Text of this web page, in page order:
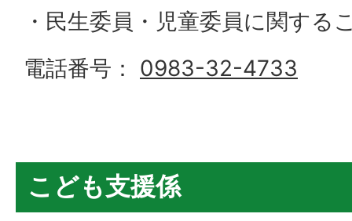
・民生委員・児童委員に関する
電話番号： 0983-32-4733
こども支援係